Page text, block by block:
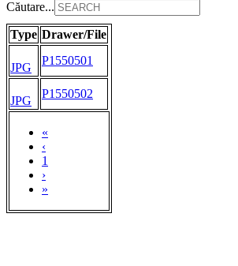
Căutare...
Type Drawer/File
«
‹
1
›
»
JPG
P1550501
JPG
P1550502